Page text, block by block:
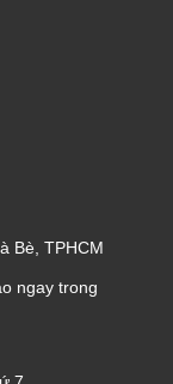
Bè, TPHCM
ngay trong